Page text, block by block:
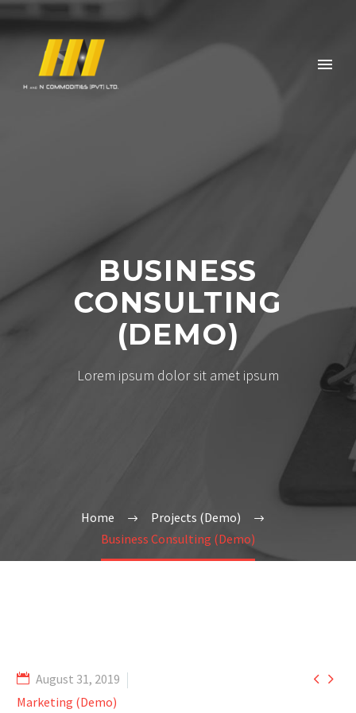
BUSINESS
CONSULTING
(DEMO)
Lorem ipsum dolor sit amet ipsum
Home
Projects (Demo)
Business Consulting (Demo)
 
August 31, 2019
Marketing (Demo)